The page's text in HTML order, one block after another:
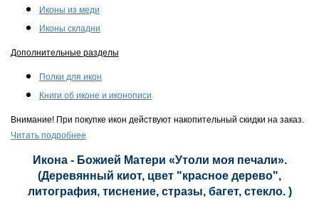
Иконы из меди
Иконы складни
Дополнительные разделы
Полки для икон
Книги об иконе и иконописи
Внимание! При покупке икон действуют накопительный скидки на заказ.
Читать подробнее
Икона - Божией Матери «Утоли моя печали».
(Деревянный киот, цвет "красное дерево",
литография, тиснение, стразы, багет, стекло. )